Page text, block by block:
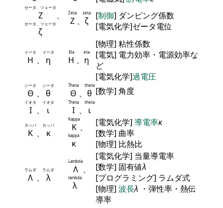
Ζ
ゼータ、ツェータ
、
ζ
ゼータ、ツェータ Ζ
Zeta
、 ζ
zeta [制御] ダンピング係数
[電気化学]ゼータ電位
Η
イータ
、 η
イータ
Η
Eta
、 η
eta
[物理] 粘性係数
[電気] 電力効率・電源効率な
ど
[電気化学]過電圧
Θ
シータ
、 θ
シータ
Θ
Theta
、 θ
theta
[数学] 角度
Ι
イオタ
、 ι
イオタ
Ι
Theta
、 ι
theta
Κ
カッパ
、 κ
カッパ Κ
Kappa
、
κ
kappa
[電気化学] 導電率κ
[数学] 曲率
[物理] 比熱比
Λ
ラムダ
、 λ
ラムダ Λ
Lambda
、
λ
lambda
[電気化学] 当量導電率
[数学] 固有値λ
[プログラミング] ラムダ式
[物理] 波長λ ・弾性率・熱伝
導率